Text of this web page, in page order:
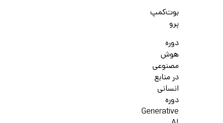
بوت‌کمپ
پرو
دوره
هوش
مصنوعی
در منابع
انسانی
دوره
Generative